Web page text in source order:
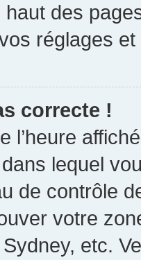
des
réglages
correcte !
l’heure
lequel
de contrôle
votre
etc.